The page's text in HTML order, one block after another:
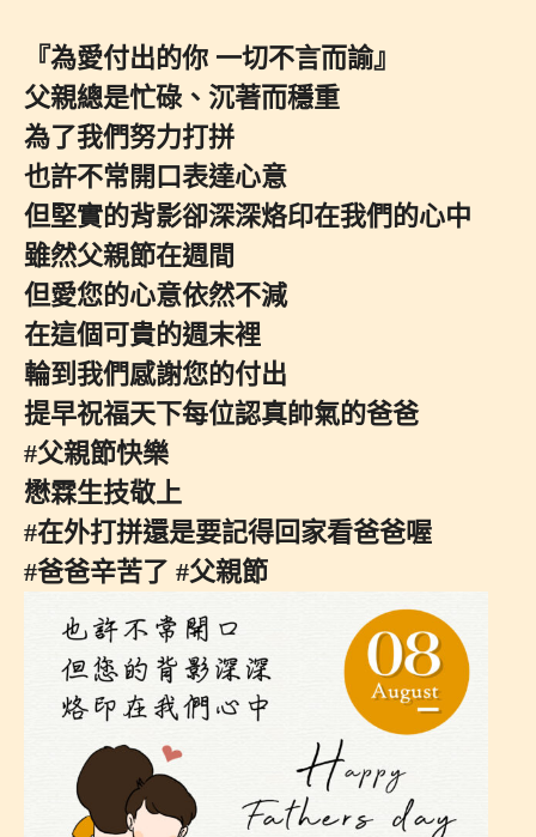
『為愛付出的你 一切不言而諭』
父親總是忙碌、沉著而穩重
為了我們努力打拼
也許不常開口表達心意
但堅實的背影卻深深烙印在我們的心中
雖然父親節在週間
但愛您的心意依然不減
在這個可貴的週末裡
輪到我們感謝您的付出
提早祝福天下每位認真帥氣的爸爸
#父親節快樂
懋霖生技敬上
#在外打拼還是要記得回家看爸爸喔
#爸爸辛苦了 #父親節